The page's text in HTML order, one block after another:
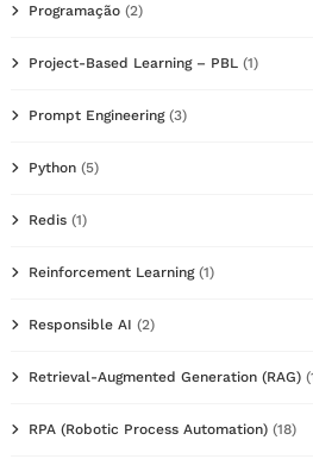
Programação (2)
Project-Based Learning – PBL (1)
Prompt Engineering(3)
Python (5)
Redis (1)
Reinforcement Learning(1)
Responsible AI (2)
Retrieval-Augmented Generation (RAG)
RPA (Robotic Process Automation) (18)